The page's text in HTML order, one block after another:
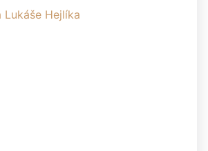
Lukáše Hejlíka